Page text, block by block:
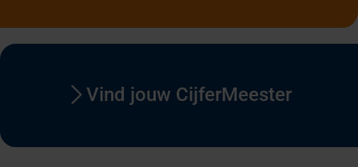
Vind jouw CijferMeester